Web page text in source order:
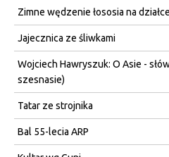
Zimne wędzenie łososia na
Jajecznica ze śliwkami
Wojciech Hawryszuk: O Asie -
szesnasie)
Tatar ze strojnika
Bal 55-lecia ARP